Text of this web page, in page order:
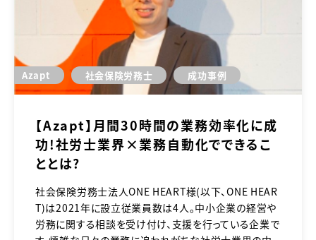
Azapt 社会保険労務士 成功事例
【Azapt】月間30時間の業務効率化に成
功！社労士業界×業務自動化でできるこ
ととは？
社会保険労務士法人ONE HEART様（以下、ONE HEAR
T）は2021年に設立従業員数は4人。中小企業の経営や
労務に関する相談を受け付け、支援を行っている企業で